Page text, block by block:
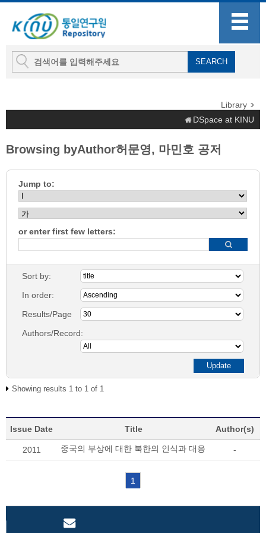
Library
DSpace at KINU
Browsing byAuthor허문영, 마민호 공저
Jump to:
or enter first few letters:
Sort by:
In order:
Results/Page
Authors/Record:
Showing results 1 to 1 of 1
Issue Date Title Author(s)
2011 중국의 부상에 대한 북한의 인식과 대응 -
1